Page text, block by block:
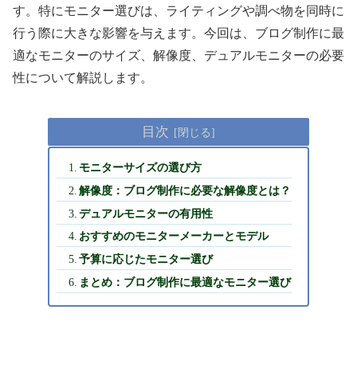
す。特にモニター選びは、ライティングや調べ物を同時に
行う際に大きな影響を与えます。今回は、ブログ制作に最
適なモニターのサイズ、解像度、デュアルモニターの必要
性について解説します。
目次
モニターサイズの選び方
解像度：ブログ制作に必要な解像度とは？
デュアルモニターの有用性
おすすめのモニターメーカーとモデル
予算に応じたモニター選び
まとめ：ブログ制作に最適なモニター選び